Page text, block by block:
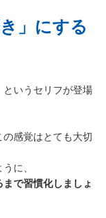
」にする
というセリフが登場
感覚はとても大切
に、
まで習慣化しましょ